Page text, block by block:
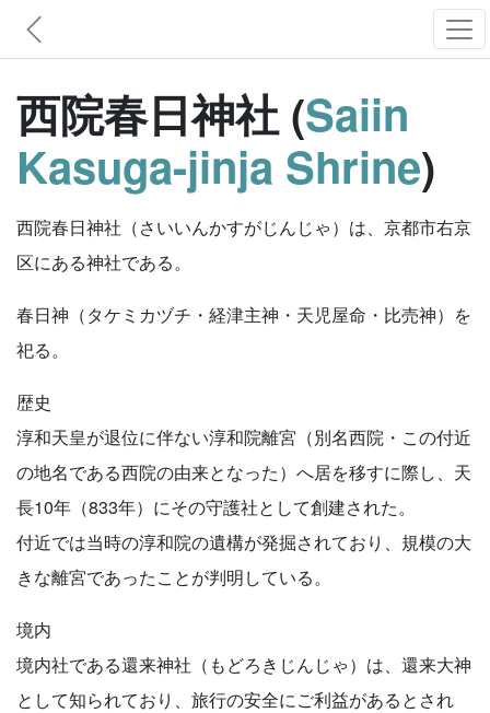
西院春日神社 (Saiin
Kasuga-jinja Shrine)
西院春日神社（さいいんかすがじんじゃ）は、京都市右京
区にある神社である。
春日神（タケミカヅチ・経津主神・天児屋命・比売神）を
祀る。
歴史
淳和天皇が退位に伴ない淳和院離宮（別名西院・この付近
の地名である西院の由来となった）へ居を移すに際し、天
長10年（833年）にその守護社として創建された。
付近では当時の淳和院の遺構が発掘されており、規模の大
きな離宮であったことが判明している。
境内
境内社である還来神社（もどろきじんじゃ）は、還来大神
として知られており、旅行の安全にご利益があるとされ